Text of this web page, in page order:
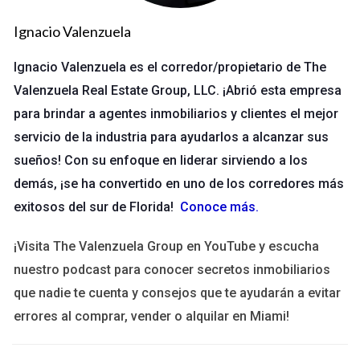
Una de las razones más convincentes para estar presente en
varias redes sociales es la capacidad de llegar a una audiencia
más amplia. Cada plataforma tiene su propio conjunto de
usuarios con intereses y comportamientos únicos. Por
ejemplo, mientras que Instagram puede ser ideal para
contenido visual atractivo, LinkedIn es perfecto para
contenido profesional y networking. Al diversificar tu
presencia, puedes captar la atención de diferentes grupos
Mejorar la visibilidad de la marca
La visibilidad es clave en el marketing digital. Cuando estás
activo en varias redes sociales, tu marca se vuelve más
Ignacio Valenzuela
Ignacio Valenzuela es el corredor/propietario de The
Valenzuela Real Estate Group, LLC. ¡Abrió esta empresa
para brindar a agentes inmobiliarios y clientes el mejor
servicio de la industria para ayudarlos a alcanzar sus
sueños! Con su enfoque en liderar sirviendo a los
demás, ¡se ha convertido en uno de los corredores más
exitosos del sur de Florida! Conoce más.
¡Visita The Valenzuela Group en YouTube y escucha
nuestro podcast para conocer secretos inmobiliarios
que nadie te cuenta y consejos que te ayudarán a evitar
errores al comprar, vender o alquilar en Miami!